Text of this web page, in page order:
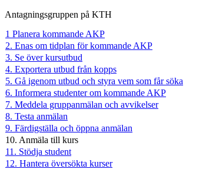
Antagningsgruppen på KTH
1 Planera kommande AKP
2. Enas om tidplan för kommande AKP
3. Se över kursutbud
4. Exportera utbud från kopps
5. Gå igenom utbud och styra vem som får söka
6. Informera studenter om kommande AKP
7. Meddela gruppanmälan och avvikelser
8. Testa anmälan
9. Färdigställa och öppna anmälan
10. Anmäla till kurs
11. Stödja student
12. Hantera översökta kurser